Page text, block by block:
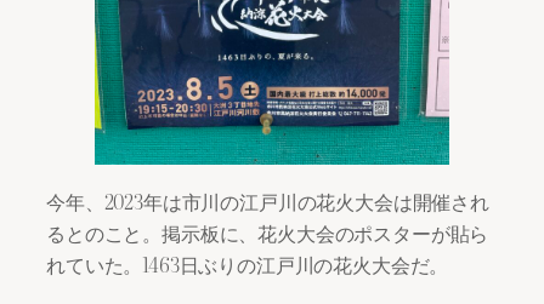
今年、2023年は市川の江戸川の花火大会は開催され
るとのこと。掲示板に、花火大会のポスターが貼ら
れていた。1463日ぶりの江戸川の花火大会だ。